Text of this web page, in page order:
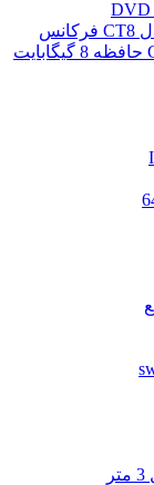
رم کامپیوتر کروشیال تک کاناله مدل CT8 فرکانس